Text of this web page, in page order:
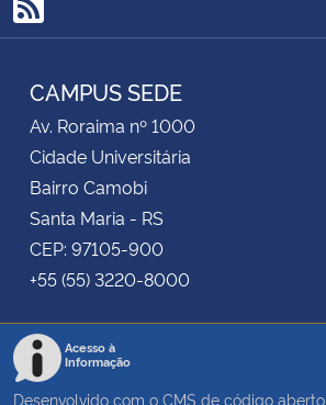
RSS
CAMPUS SEDE
Av. Roraima nº 1000
Cidade Universitária
Bairro Camobi
Santa Maria - RS
CEP: 97105-900
+55 (55) 3220-8000
Acesso à
Informação
Desenvolvido com o CMS de código aberto